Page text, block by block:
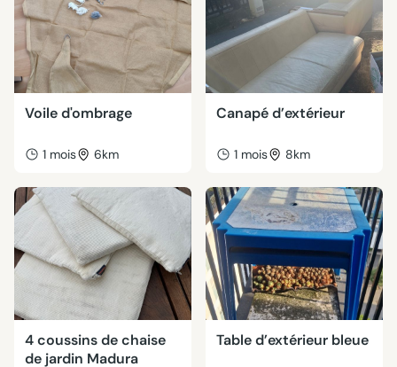
Voile d'ombrage
1 mois 6km
Canapé d’extérieur
1 mois 8km
4 coussins de chaise
de jardin Madura
Table d’extérieur bleue